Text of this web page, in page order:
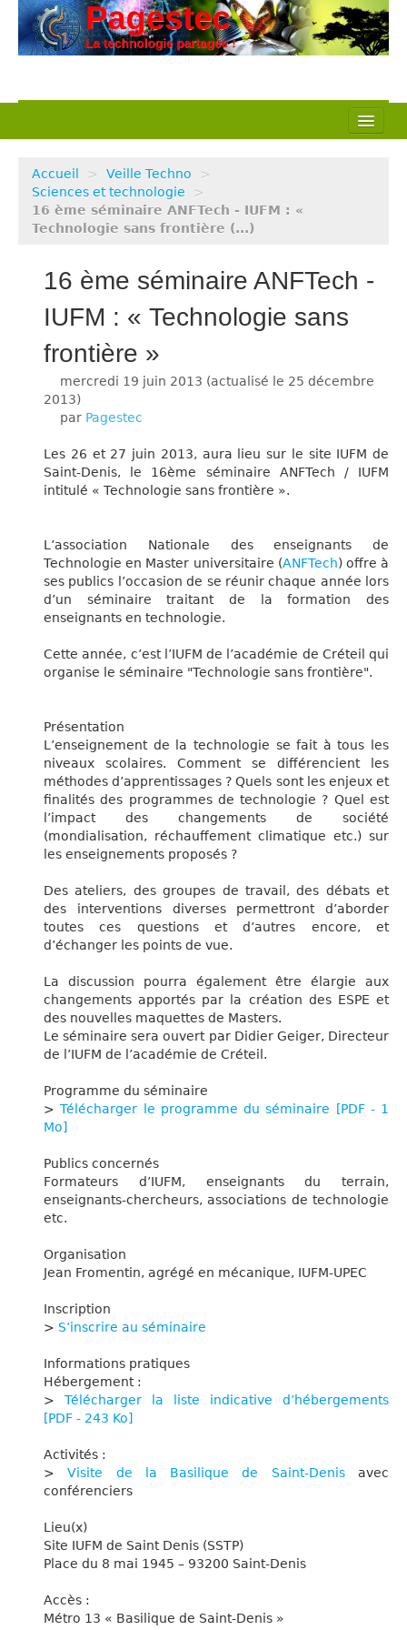
Nos actions
Notre métier
Pédagogie
Ressources
Veille Techno
Accueil > Veille Techno
>
Sciences et technologie
>
16 ème séminaire ANFTech - IUFM : «
Technologie sans frontière (...)
16 ème séminaire ANFTech -
IUFM : « Technologie sans
frontière »
mercredi 19 juin 2013 (actualisé le 25 décembre
2013)
par Pagestec
Les 26 et 27 juin 2013, aura lieu sur le site IUFM de
Saint-Denis, le 16ème séminaire ANFTech / IUFM
intitulé « Technologie sans frontière ».
L’association Nationale des enseignants de
Technologie en Master universitaire (ANFTech) offre à
ses publics l’occasion de se réunir chaque année lors
d’un séminaire traitant de la formation des
enseignants en technologie.
Cette année, c’est l’IUFM de l’académie de Créteil qui
organise le séminaire "Technologie sans frontière".
Présentation
L’enseignement de la technologie se fait à tous les
niveaux scolaires. Comment se différencient les
méthodes d’apprentissages ? Quels sont les enjeux et
finalités des programmes de technologie ? Quel est
l’impact des changements de société
(mondialisation, réchauffement climatique etc.) sur
les enseignements proposés ?
Des ateliers, des groupes de travail, des débats et
des interventions diverses permettront d’aborder
toutes ces questions et d’autres encore, et
d’échanger les points de vue.
La discussion pourra également être élargie aux
changements apportés par la création des ESPE et
des nouvelles maquettes de Masters.
Le séminaire sera ouvert par Didier Geiger, Directeur
de l’IUFM de l’académie de Créteil.
Programme du séminaire
>Télécharger le programme du séminaire [PDF - 1
Mo]
Publics concernés
Formateurs d’IUFM, enseignants du terrain,
enseignants-chercheurs, associations de technologie
etc.
Organisation
Jean Fromentin, agrégé en mécanique, IUFM-UPEC
Inscription
> S’inscrire au séminaire
Informations pratiques
Hébergement :
> Télécharger la liste indicative d’hébergements
[PDF - 243 Ko]
Activités :
>Visite de la Basilique de Saint-Denisavec
conférenciers
Lieu(x)
Site IUFM de Saint Denis (SSTP)
Place du 8 mai 1945 – 93200 Saint-Denis
Accès :
Métro 13 « Basilique de Saint-Denis »